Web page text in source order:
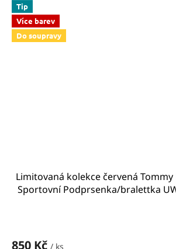
Tip
Více barev
Do soupravy
Limitovaná kolekce červená
Sportovní Podprsenka/bralettka
850 Kč / ks